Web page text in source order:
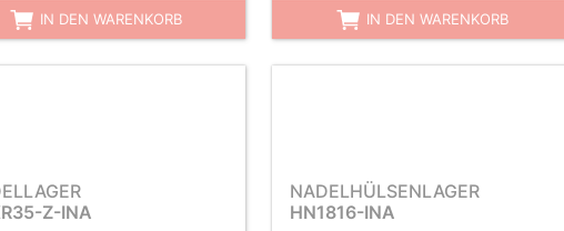
IN DEN WARENKORB IN DEN WARENKORB
Z-INA
NADELHÜLSENLAGER
HN1816-INA